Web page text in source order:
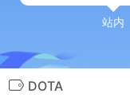
站内
DOTA